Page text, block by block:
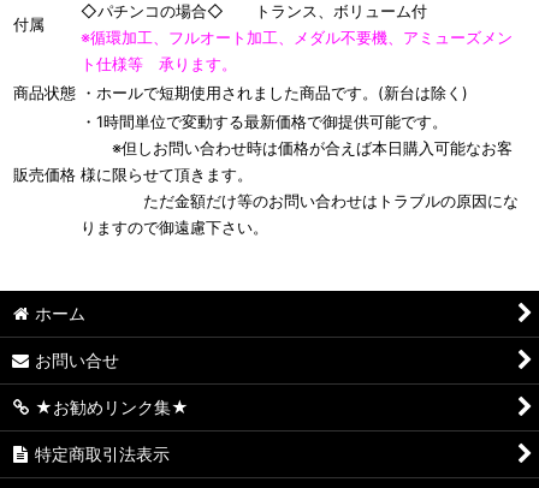
付属
◇パチンコの場合◇ トランス、ボリューム付
※循環加工、フルオート加工、メダル不要機、アミューズメン
ト仕様等 承ります。
商品状態 ・ホールで短期使用されました商品です。(新台は除く)
販売価格
・1時間単位で変動する最新価格で御提供可能です。
※但しお問い合わせ時は価格が合えば本日購入可能なお客
様に限らせて頂きます。
ただ金額だけ等のお問い合わせはトラブルの原因にな
りますので御遠慮下さい。
ホーム
お問い合せ
★お勧めリンク集★
特定商取引法表示